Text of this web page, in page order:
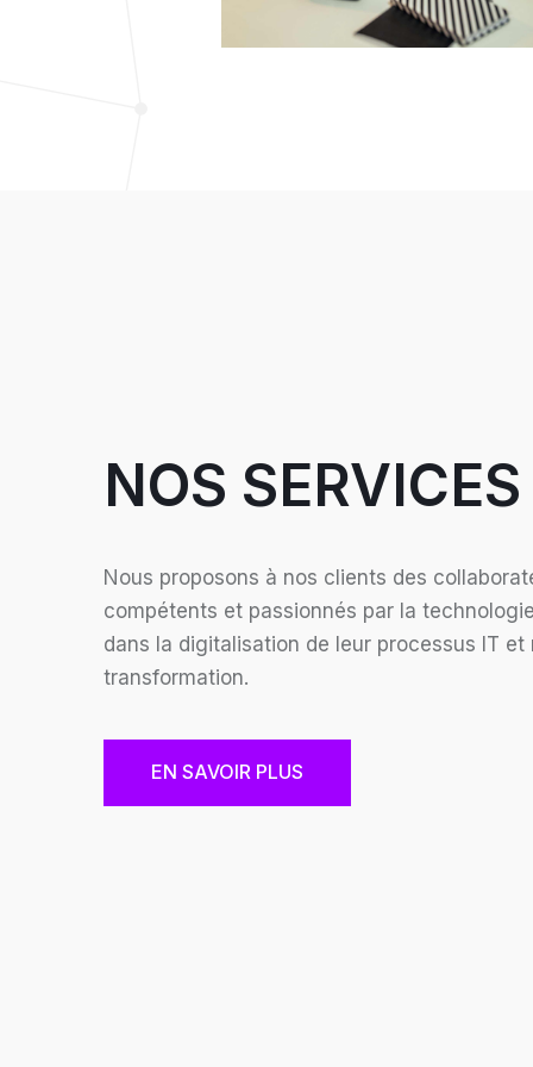
NOS SERVICES
Nous proposons à nos clients des
compétents et passionnés par la
dans la digitalisation de leur processus IT
transformation.
EN SAVOIR PLUS